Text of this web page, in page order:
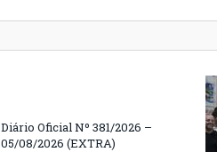
Diário Oficial Nº 381/2026 –
05/08/2026 (EXTRA)